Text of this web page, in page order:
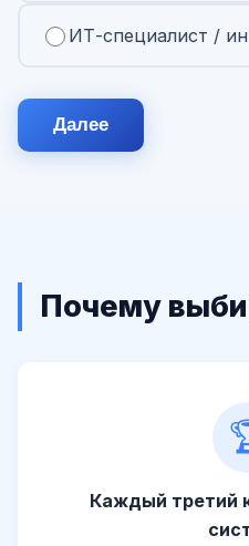
ИТ-специалист /
Далее
Почему
Каждый третий